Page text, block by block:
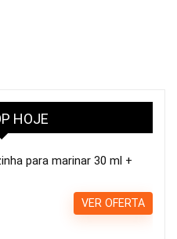
HOJE
para marinar 30 ml +
VER OFERTA